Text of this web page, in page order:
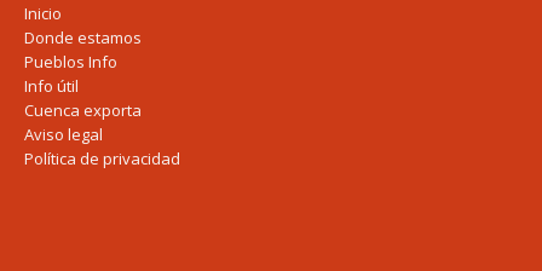
Inicio
Donde estamos
Pueblos Info
Info útil
Cuenca exporta
Aviso legal
Política de privacidad